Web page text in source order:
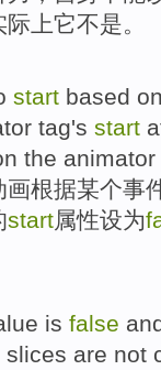
际上它不是。
start based
tag's start
the animator
画根据某个事
start属性设为
is false
slices are not